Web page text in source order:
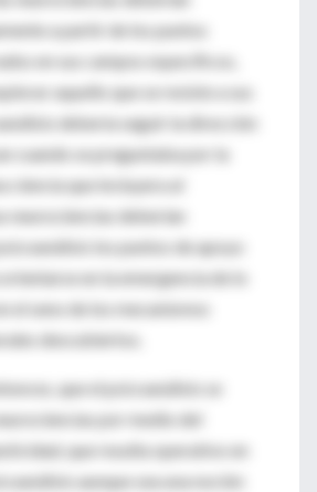
a partir de los puntos
en sus campos específicos,
aquello que se resiste a sus
debería seguir la dirección
cuando se preguntaba por la
ciencia que incluyera al
neurociencias deberían
los puntos de apoyo
en la emergencia de lo
el seno de los mecanismos
descubiertos.
que el psicoanálisis se
por medio del
que resulta operativo en
aunque sea una noción